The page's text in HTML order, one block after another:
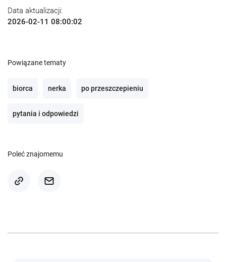
Data aktualizacji:
2026-02-11 08:00:02
Powiązane tematy
biorca nerka po przeszczepieniu
pytania i odpowiedzi
Poleć znajomemu